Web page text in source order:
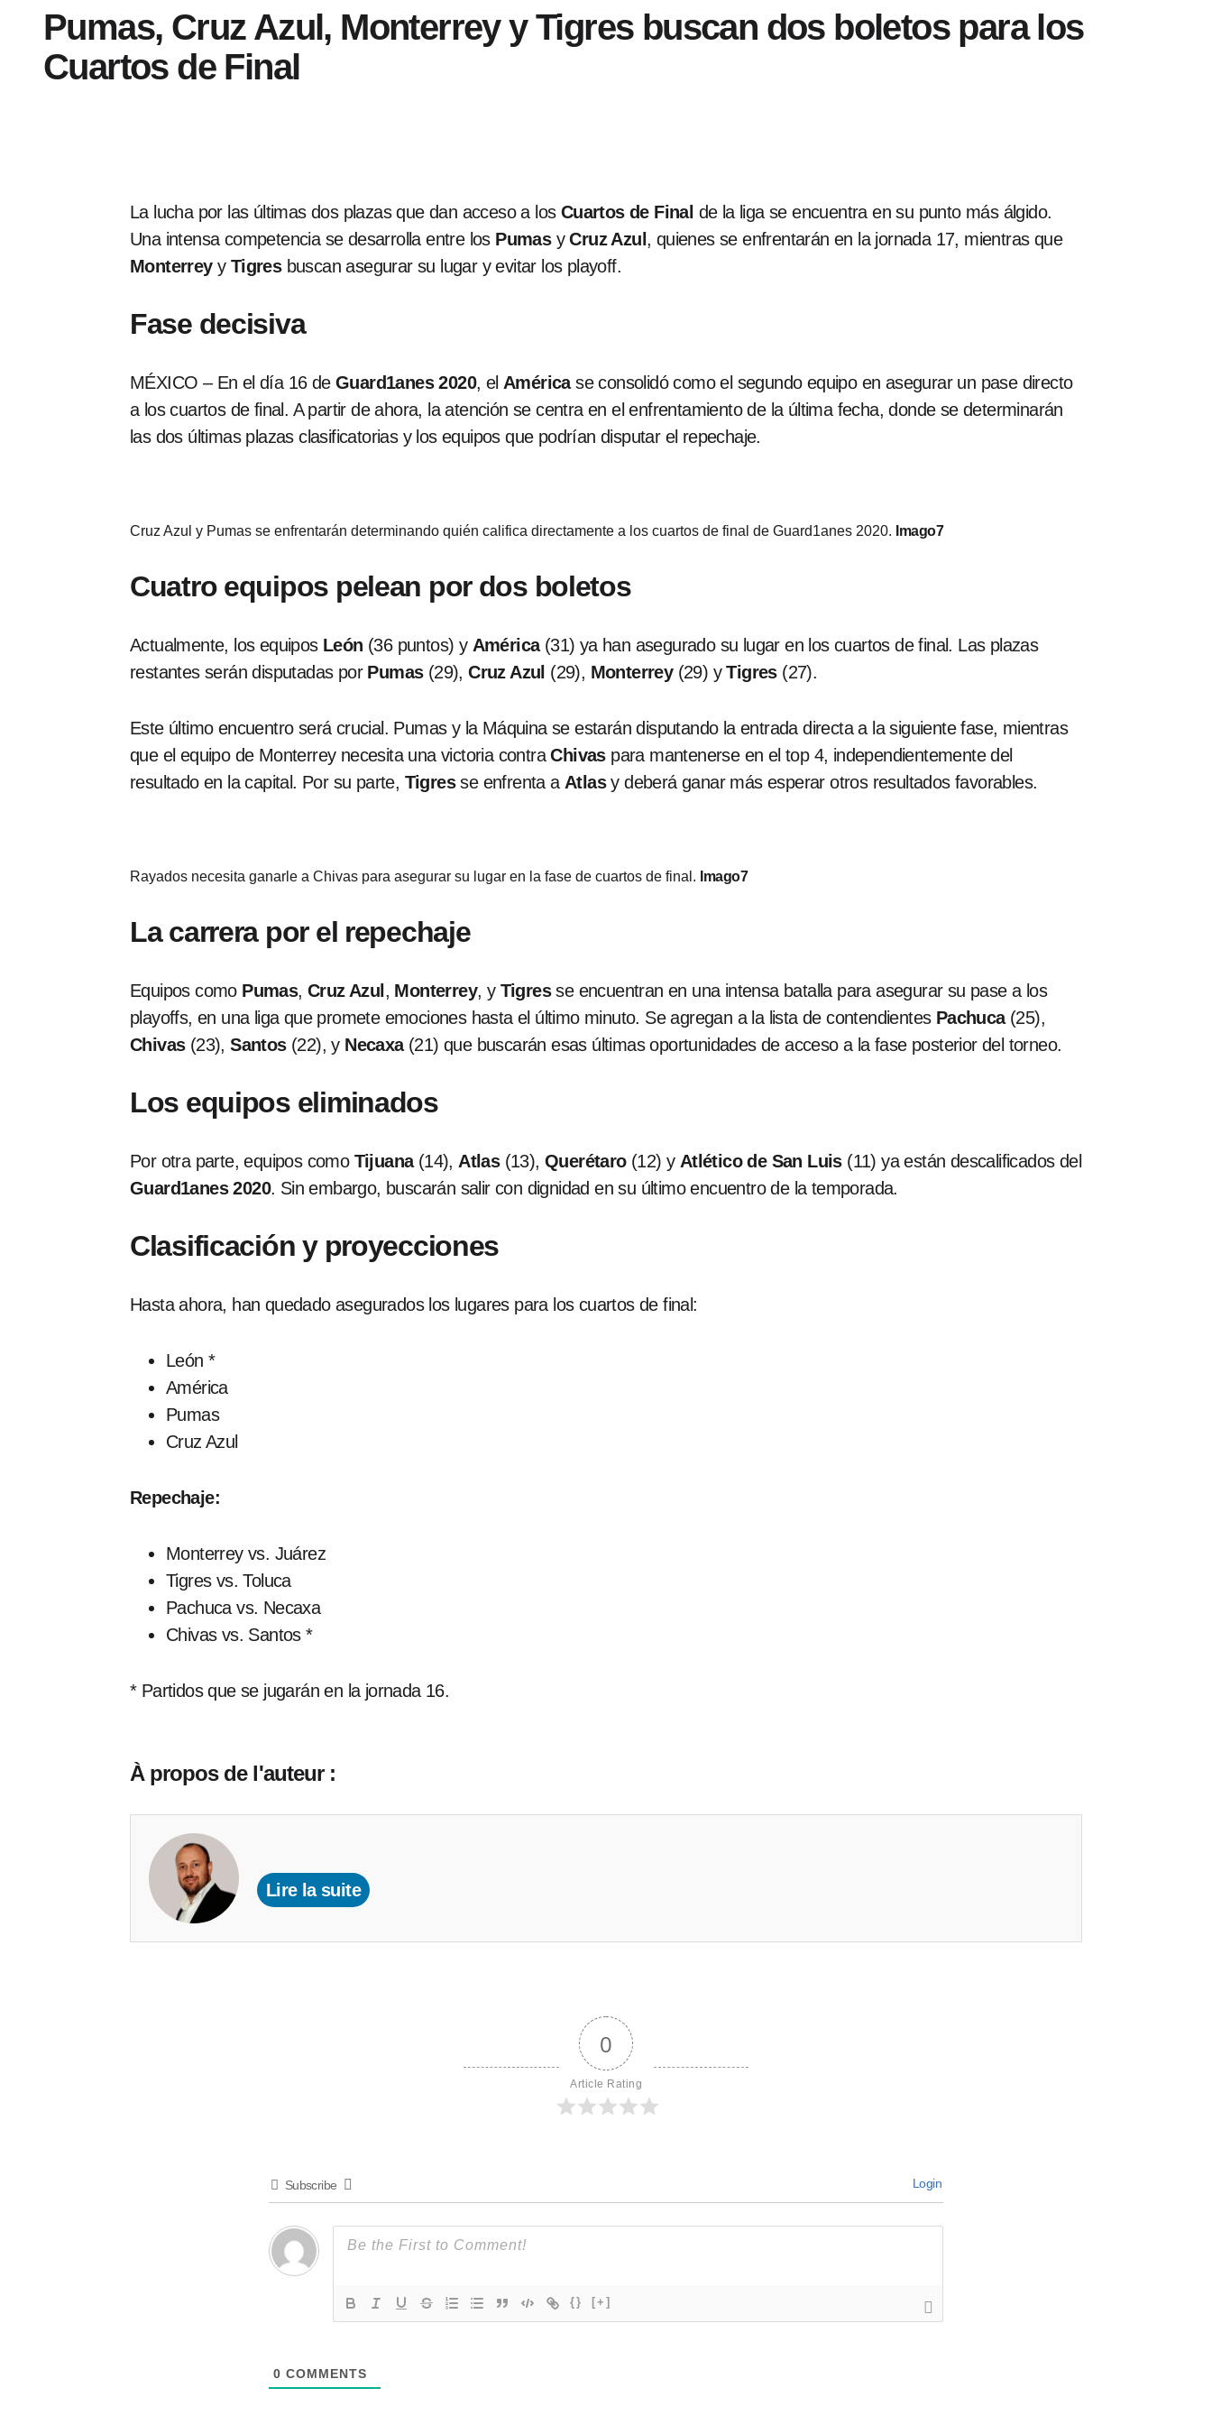
Pumas, Cruz Azul, Monterrey y Tigres buscan dos boletos para los
Cuartos de Final
La lucha por las últimas dos plazas que dan acceso a los Cuartos de Final de la liga se encuentra en su punto más álgido.
Una intensa competencia se desarrolla entre los PumasyCruz Azul , quienes se enfrentarán en la jornada 17, mientras que
Monterreyy Tigresbuscan asegurar su lugar y evitar los playoff.
Fase decisiva
MÉXICO – En el día 16 de Guard1anes 2020, el Américase consolidó como el segundo equipo en asegurar un pase directo
a los cuartos de final. A partir de ahora, la atención se centra en el enfrentamiento de la última fecha, donde se determinarán
las dos últimas plazas clasificatorias y los equipos que podrían disputar el repechaje.
Cruz Azul y Pumas se enfrentarán determinando quién califica directamente a los cuartos de final de Guard1anes 2020. Imago7
Cuatro equipos pelean por dos boletos
Actualmente, los equipos León (36 puntos) y América(31) ya han asegurado su lugar en los cuartos de final. Las plazas
restantes serán disputadas por Pumas(29),Cruz Azul (29), Monterrey(29) yTigres(27).
Este último encuentro será crucial. Pumas y la Máquina se estarán disputando la entrada directa a la siguiente fase, mientras
que el equipo de Monterrey necesita una victoria contraChivaspara mantenerse en el top 4, independientemente del
resultado en la capital. Por su parte, Tigresse enfrenta a Atlasy deberá ganar más esperar otros resultados favorables.
Rayados necesita ganarle a Chivas para asegurar su lugar en la fase de cuartos de final. Imago7
La carrera por el repechaje
Equipos como Pumas,Cruz Azul , Monterrey, y Tigresse encuentran en una intensa batalla para asegurar su pase a los
playoffs, en una liga que promete emociones hasta el último minuto. Se agregan a la lista de contendientes Pachuca(25),
Chivas(23),Santos(22), y Necaxa(21) que buscarán esas últimas oportunidades de acceso a la fase posterior del torneo.
Los equipos eliminados
Por otra parte, equipos como Tijuana(14), Atlas(13),Querétaro(12) y Atlético de San Luis(11) ya están descalificados del
Guard1anes 2020. Sin embargo, buscarán salir con dignidad en su último encuentro de la temporada.
Clasificación y proyecciones
Hasta ahora, han quedado asegurados los lugares para los cuartos de final:
León *
América
Pumas
Cruz Azul
Repechaje:
Monterrey vs. Juárez
Tigres vs. Toluca
Pachuca vs. Necaxa
Chivas vs. Santos *
* Partidos que se jugarán en la jornada 16.
À propos de l'auteur :
Lire la suite
0
Article Rating
Subscribe Login
{} [+]
0 COMMENTS